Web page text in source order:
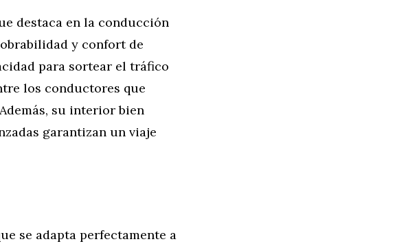
destaca en la conducción
y confort de
para sortear el tráfico
los conductores que
su interior bien
garantizan un viaje
se adapta perfectamente a